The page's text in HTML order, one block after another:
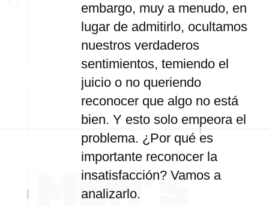
embargo, muy a menudo, en
lugar de admitirlo, ocultamos
nuestros verdaderos
sentimientos, temiendo el
juicio o no queriendo
reconocer que algo no está
bien. Y esto solo empeora el
problema. ¿Por qué es
importante reconocer la
insatisfacción? Vamos a
analizarlo.